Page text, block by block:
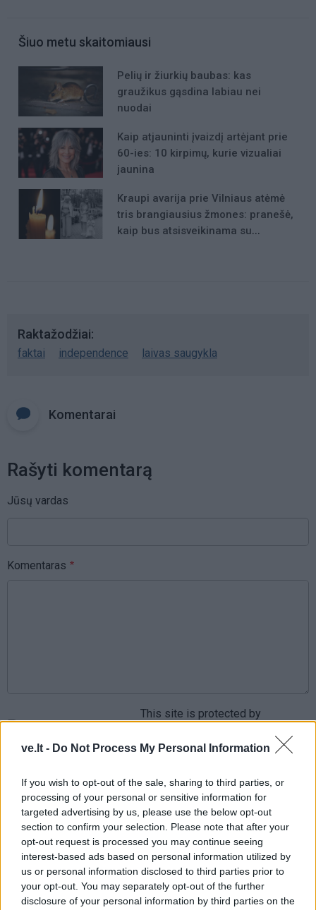
ve.lt - Do Not Process My Personal Information
If you wish to opt-out of the sale, sharing to third parties, or
processing of your personal or sensitive information for
targeted advertising by us, please use the below opt-out
section to confirm your selection. Please note that after your
opt-out request is processed you may continue seeing
interest-based ads based on personal information utilized by
us or personal information disclosed to third parties prior to
your opt-out. You may separately opt-out of the further
disclosure of your personal information by third parties on the
Šiuo metu skaitomiausi
Pelių ir žiurkių baubas: kas
graužikus gąsdina labiau nei
nuodai
Kaip atjauninti įvaizdį artėjant prie
60-ies: 10 kirpimų, kurie vizualiai
jaunina
Kraupi avarija prie Vilniaus atėmė
tris brangiausius žmones: pranešė,
kaip bus atsisveikinama su
Raktažodžiai
faktai independence laivas saugykla
Komentarai
Rašyti komentarą
Jūsų vardas
Komentaras
Sutinku sutaisyklėmis
This site is protected by
Privacy PolicyandTerms of